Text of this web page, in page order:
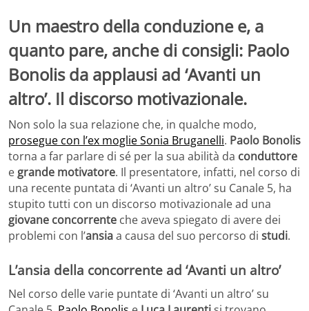
Un maestro della conduzione e, a
quanto pare, anche di consigli: Paolo
Bonolis da applausi ad ‘Avanti un
altro’. Il discorso motivazionale.
Non solo la sua relazione che, in qualche modo,
prosegue con l’ex moglie Sonia Bruganelli. Paolo Bonolis
torna a far parlare di sé per la sua abilità da conduttore
e grande motivatore. Il presentatore, infatti, nel corso di
una recente puntata di ‘Avanti un altro’ su Canale 5, ha
stupito tutti con un discorso motivazionale ad una
giovane concorrente che aveva spiegato di avere dei
problemi con l’ansiaa causa del suo percorso di studi.
L’ansia della concorrente ad ‘Avanti un altro’
Nel corso delle varie puntate di ‘Avanti un altro’ su